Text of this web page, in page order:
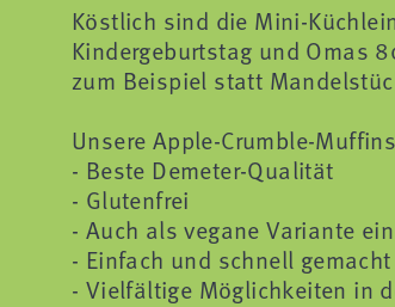
Köstlich sind die Mini-
Kindergeburtstag und Omas
zum Beispiel statt
Unsere Apple-Crumble-
- Beste Demeter-Qualität
- Glutenfrei
- Auch als vegane Variante
- Einfach und schnell gemacht
- Vielfältige Möglichkeiten in